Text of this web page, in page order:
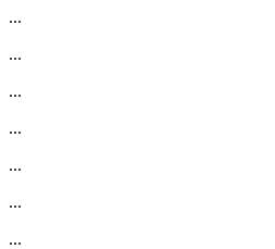
...
...
...
...
...
...
...